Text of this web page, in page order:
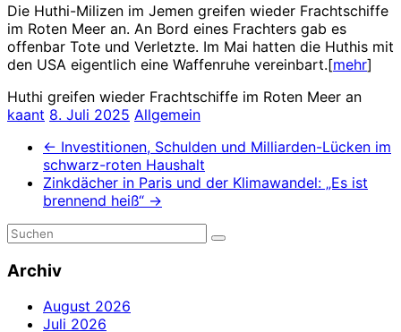
Die Huthi-Milizen im Jemen greifen wieder Frachtschiffe
im Roten Meer an. An Bord eines Frachters gab es
offenbar Tote und Verletzte. Im Mai hatten die Huthis mit
den USA eigentlich eine Waffenruhe vereinbart.[mehr]
Huthi greifen wieder Frachtschiffe im Roten Meer an
kaant 8. Juli 2025 Allgemein
← Investitionen, Schulden und Milliarden-Lücken im
schwarz-roten Haushalt
Zinkdächer in Paris und der Klimawandel: „Es ist
brennend heiß“ →
Archiv
August 2026
Juli 2026